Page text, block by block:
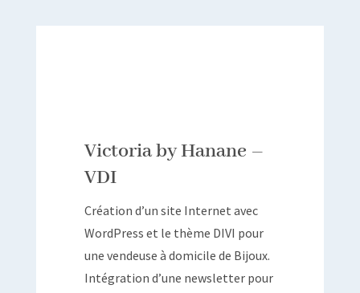
Victoria by Hanane –
VDI
Création d’un site Internet avec
WordPress et le thème DIVI pour
une vendeuse à domicile de Bijoux.
Intégration d’une newsletter pour